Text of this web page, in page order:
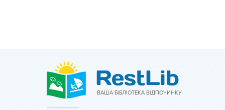
ВАША БІБЛІОТЕКА ВІДПОЧИНКУ